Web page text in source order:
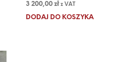
3 200,00 zł z VAT
DODAJ DO KOSZYKA